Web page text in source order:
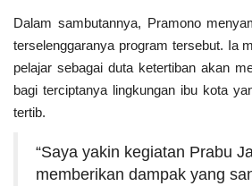
Informasi Journalism
Olahraga
Layanan Publik
Dalam sambutannya, Pramono
terselenggaranya program tersebut. Ia
pelajar sebagai duta ketertiban akan
bagi terciptanya lingkungan ibu kota
tertib.
“Saya yakin kegiatan Prabu
memberikan dampak yang